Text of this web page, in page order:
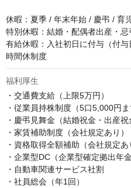
休暇：夏季 / 年末年始 / 慶弔 / 育
特別休暇：結婚・配偶者出産・忌
有給休暇：入社初日に付与（付与
時間休制度
福利厚生
・交通費支給（上限5万円）
・従業員持株制度（5口5,000円
・慶弔見舞金（結婚祝金・出産祝
・家賃補助制度（会社規定あり）
・資格取得全額補助（会社規定あ
・企業型DC（企業型確定拠出年
・自動車関連サービス社割
・社員総会（年1回）